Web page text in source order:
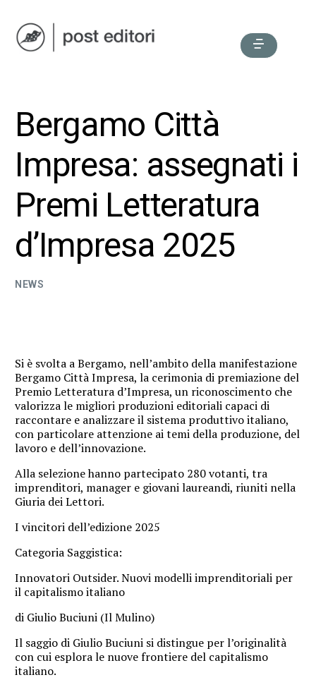
Bergamo Città
Impresa: assegnati i
Premi Letteratura
d’Impresa 2025
NEWS
Si è svolta a Bergamo, nell’ambito della manifestazione
Bergamo Città Impresa, la cerimonia di premiazione del
Premio Letteratura d’Impresa, un riconoscimento che
valorizza le migliori produzioni editoriali capaci di
raccontare e analizzare il sistema produttivo italiano,
con particolare attenzione ai temi della produzione, del
lavoro e dell’innovazione.
Alla selezione hanno partecipato 280 votanti, tra
imprenditori, manager e giovani laureandi, riuniti nella
Giuria dei Lettori.
I vincitori dell’edizione 2025
Categoria Saggistica:
Innovatori Outsider. Nuovi modelli imprenditoriali per
il capitalismo italiano
di Giulio Buciuni (Il Mulino)
Il saggio di Giulio Buciuni si distingue per l’originalità
con cui esplora le nuove frontiere del capitalismo
italiano.